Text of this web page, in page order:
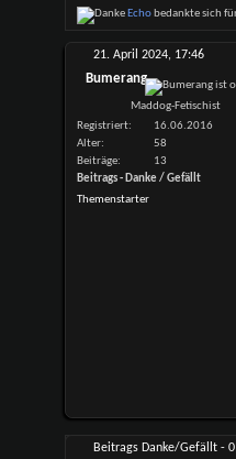
Echobedankte sich
21. April 2024, 17:46
Bumerang
Maddog-Fetischist
Registriert
16.06.2016
Alter
58
Beiträge
13
Beitrags - Danke / Gefällt
Themenstarter
Beitrags Danke/Gefällt -